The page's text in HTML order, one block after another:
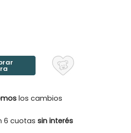
los cambios
6 cuotassin interés